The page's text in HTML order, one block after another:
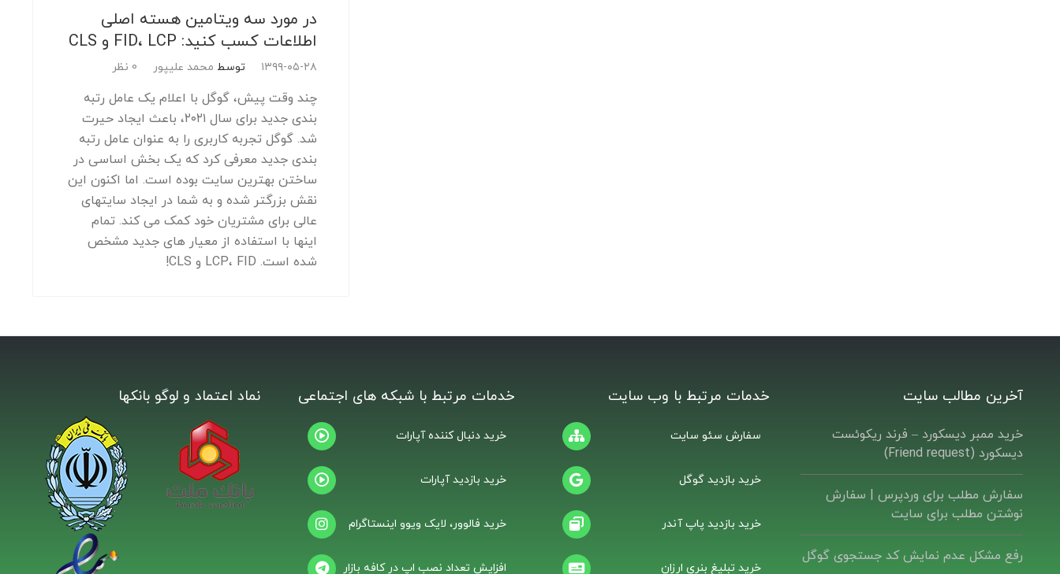
در مورد سه ویتامین هسته اصلی
اطلاعات کسب کنید: FID، LCP و CLS
۱۳۹۹-۰۵-۲۸ توسط محمد علیپور 0 نظر
چند وقت پیش، گوگل با اعلام یک عامل رتبه
بندی جدید برای سال ۲۰۲۱، باعث ایجاد حیرت
شد. گوگل تجربه کاربری را به عنوان عامل رتبه
بندی جدید معرفی کرد که یک بخش اساسی در
ساختن بهترین سایت بوده است. اما اکنون این
نقش بزرگتر شده و به شما در ایجاد سایتهای
عالی برای مشتریان خود کمک می کند. تمام
اینها با استفاده از معیار های جدید مشخص
شده است. LCP، FID و CLS!
آخرین مطالب سایت
خرید ممبر دیسکورد – فرند ریکوئست
دیسکورد (Friend request)
سفارش مطلب برای وردپرس |‌ سفارش
نوشتن مطلب برای سایت
رفع مشکل عدم نمایش کد جستجوی گوگل
خدمات مرتبط با وب سایت
سفارش سئو سایت
خرید بازدید گوگل
خرید بازدید پاپ آندر
خرید تبلیغ بنری ارزان
خدمات مرتبط با شبکه های اجتماعی
خرید دنبال کننده آپارات
خرید بازدید آپارات
خرید فالوور، لایک ویوو اینستاگرام
افزایش تعداد نصب اپ در کافه بازار
نماد اعتماد و لوگو بانکها